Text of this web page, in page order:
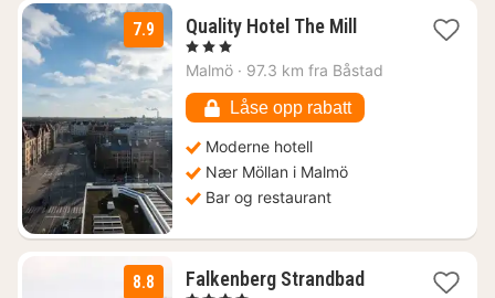
7.9 Quality Hotel The Mill 1
fra
kr.
, 3 Stjerner
Malmö · 97.3 km fra Båstad
Låse opp rabatt
Moderne hotell
Nær Möllan i Malmö
Bar og restaurant
8.8 Falkenberg Strandbad1